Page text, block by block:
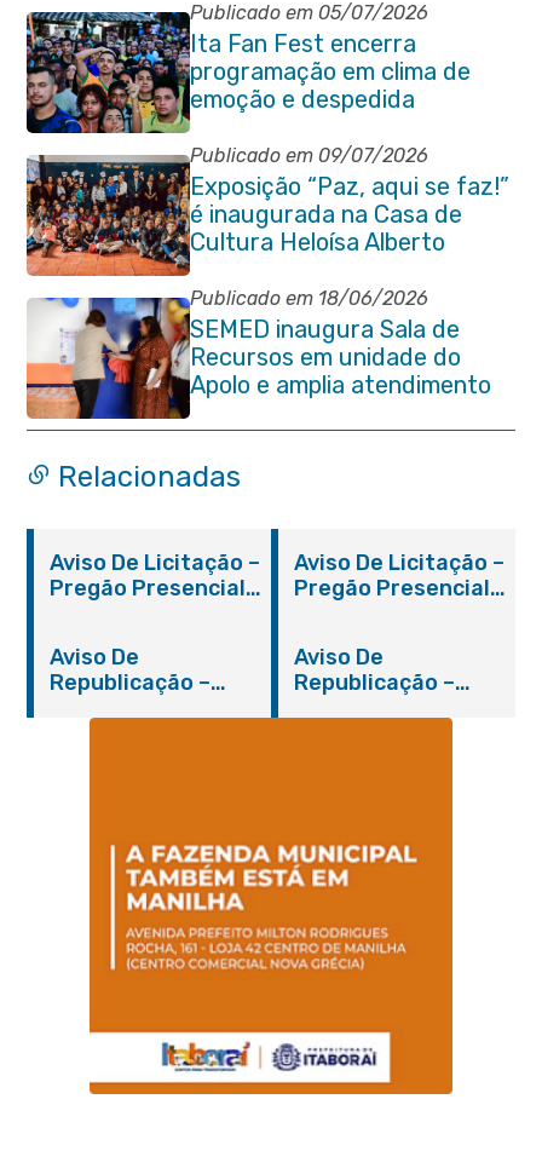
Publicado em 05/07/2026
Ita Fan Fest encerra
programação em clima de
emoção e despedida
Publicado em 09/07/2026
Exposição “Paz, aqui se faz!”
é inaugurada na Casa de
Cultura Heloísa Alberto
Torres
Publicado em 18/06/2026
SEMED inaugura Sala de
Recursos em unidade do
Apolo e amplia atendimento
especializado na rede
municipal
Relacionadas
Aviso De Licitação –
Pregão Presencial
Aviso De Licitação –
Pregão Presencial
Aviso De
Republicação –
Aviso De
Republicação –